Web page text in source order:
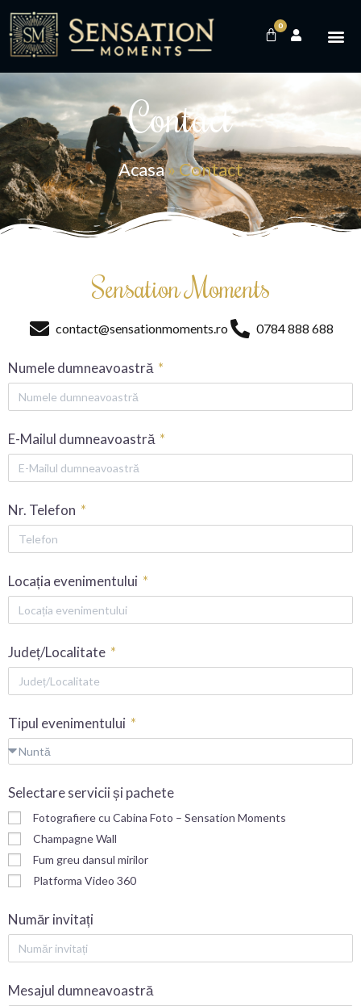
0
Contact
Acasa»Contact
Sensation Moments
contact@sensationmoments.ro 0784 888 688
Numele dumneavoastră
E-Mailul dumneavoastră
Nr. Telefon
Locația evenimentului
Județ/Localitate
Tipul evenimentului
Selectare servicii și pachete
Fotografiere cu Cabina Foto – Sensation Moments
Champagne Wall
Fum greu dansul mirilor
Platforma Video 360
Număr invitați
Mesajul dumneavoastră